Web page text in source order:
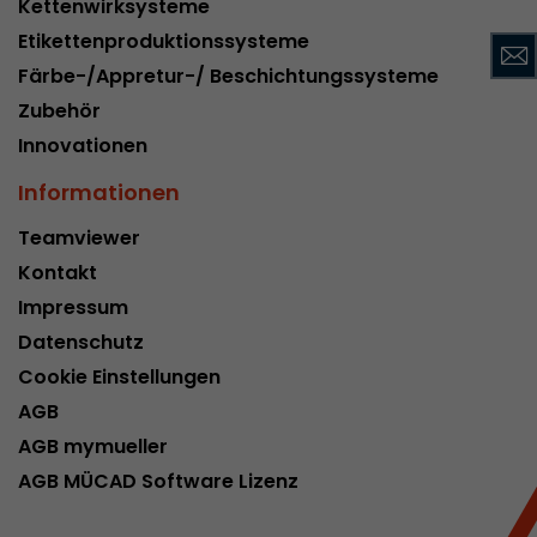
Kettenwirksysteme
Etikettenproduktionssysteme
Färbe-/Appretur-/ Beschichtungssysteme
Zubehör
Innovationen
Informationen
Teamviewer
Kontakt
Impressum
Datenschutz
Cookie Einstellungen
AGB
AGB mymueller
AGB MÜCAD Software Lizenz
__utmc
Provider www.google.com/analytics/
Zweck
Analytics nicht mehr verwendet. Für die
Codes nicht berücksichtigt werden.
Name
Provider www.google.com/analytics/